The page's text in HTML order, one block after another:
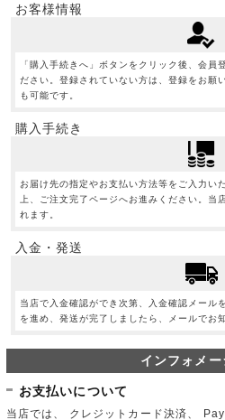
お客様情報
「購入手続きへ」ボタンをクリック後、会員
ださい。登録されていない方は、登録をお願
も可能です。
購入手続き
お届け先の指定やお支払い方法等をご入力い
上、ご注文完了ページへお進みください。当
れます。
入金・発送
当店で入金確認ができ次第、入金確認メール
を進め、発送が完了しましたら、メールでお
インフォメー
お支払いについて
当店では、 クレジットカード決済、